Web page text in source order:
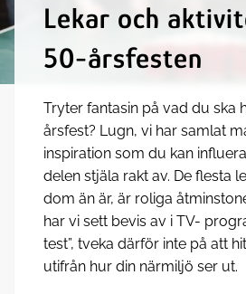
Lekar och
50-årsfesten
Tryter fantasin på vad du ska
årsfest? Lugn, vi har samlat
inspiration som du kan
delen stjäla rakt av. De flesta
dom än är, är roliga
har vi sett bevis av i TV-
test”, tveka därför inte på att
utifrån hur din närmiljö ser ut.